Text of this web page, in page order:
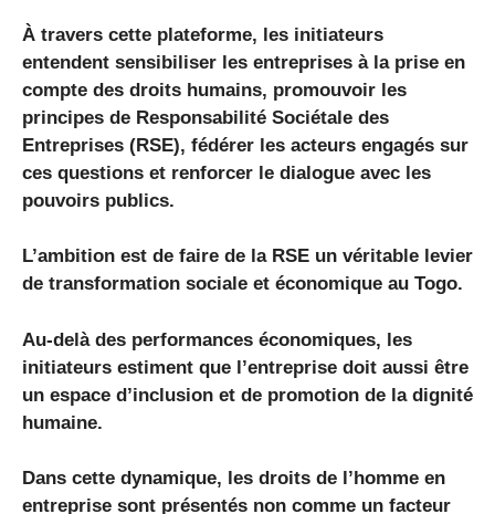
À travers cette plateforme, les initiateurs
entendent sensibiliser les entreprises à la prise en
compte des droits humains, promouvoir les
principes de Responsabilité Sociétale des
Entreprises (RSE), fédérer les acteurs engagés sur
ces questions et renforcer le dialogue avec les
pouvoirs publics.
L’ambition est de faire de la RSE un véritable levier
de transformation sociale et économique au Togo.
Au-delà des performances économiques, les
initiateurs estiment que l’entreprise doit aussi être
un espace d’inclusion et de promotion de la dignité
humaine.
Dans cette dynamique, les droits de l’homme en
entreprise sont présentés non comme un facteur